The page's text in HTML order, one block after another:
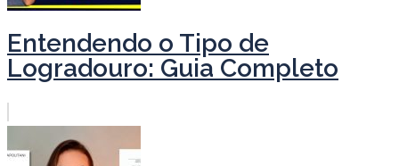
Entendendo o Tipo de
Logradouro: Guia Completo